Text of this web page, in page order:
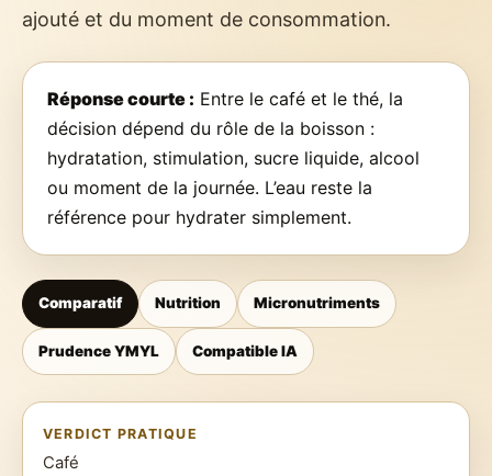
ajouté et du moment de consommation.
Réponse courte : Entre le café et le thé, la
décision dépend du rôle de la boisson :
hydratation, stimulation, sucre liquide, alcool
ou moment de la journée. L’eau reste la
référence pour hydrater simplement.
Comparatif Nutrition Micronutriments
Prudence YMYL Compatible IA
VERDICT PRATIQUE
Café